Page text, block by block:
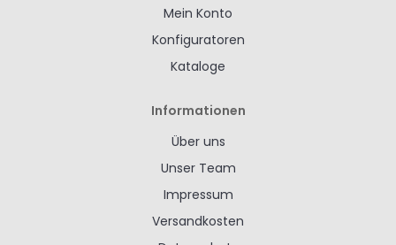
Mein Konto
Konfiguratoren
Kataloge
Informationen
Über uns
Unser Team
Impressum
Versandkosten